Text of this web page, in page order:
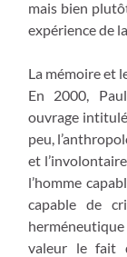
mais bien
expérience de
La mémoire et
En 2000,
ouvrage intitulé
peu,
et
l’homme
capable de
valeur le fait